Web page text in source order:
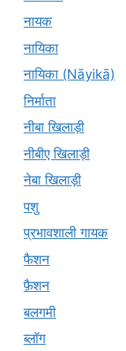
नायक
नायिका
नायिका (Nāyikā)
निर्माता
नीबा खिलाड़ी
नीबीए खिलाड़ी
नेबा खिलाड़ी
पशु
प्रभावशाली गायक
फैशन
फ़ैशन
बलगमी
ब्लॉग